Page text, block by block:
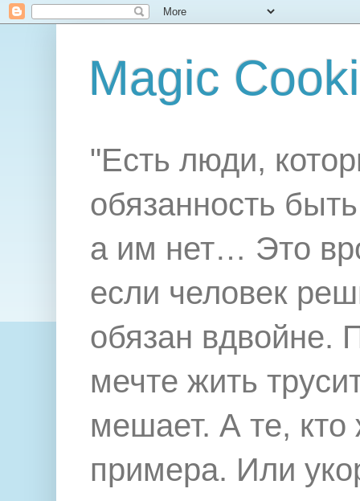
Magic
"Есть люди,
обязанность
а им нет… Это
если человек
обязан вдвойне.
мечте жить
мешает. А те,
примера. Или